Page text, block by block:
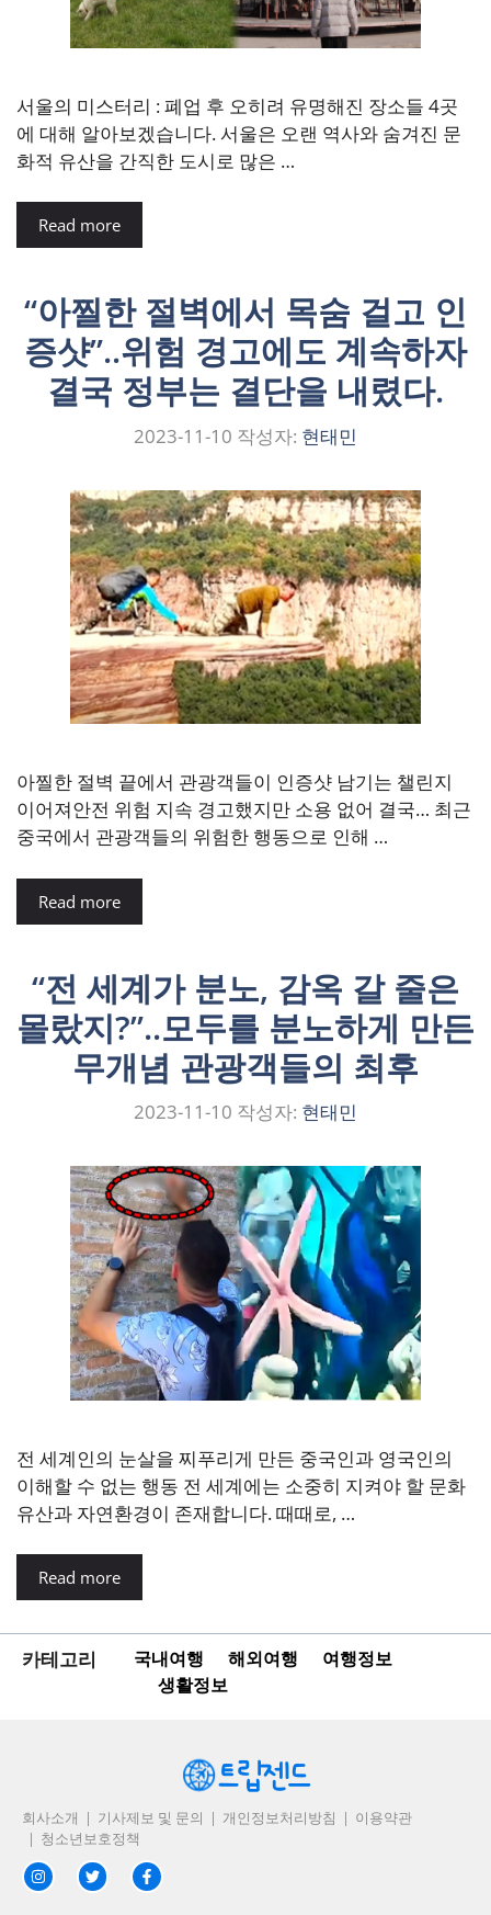
서울의 미스터리 : 폐업 후 오히려 유명해진 장소들 4곳
에 대해 알아보겠습니다. 서울은 오랜 역사와 숨겨진 문
화적 유산을 간직한 도시로 많은 …
Read more
“아찔한 절벽에서 목숨 걸고 인
증샷”..위험 경고에도 계속하자
결국 정부는 결단을 내렸다.
2023-11-10 작성자: 현태민
아찔한 절벽 끝에서 관광객들이 인증샷 남기는 챌린지
이어져안전 위험 지속 경고했지만 소용 없어 결국… 최근
중국에서 관광객들의 위험한 행동으로 인해 …
Read more
“전 세계가 분노, 감옥 갈 줄은
몰랐지?”..모두를 분노하게 만든
무개념 관광객들의 최후
2023-11-10 작성자: 현태민
전 세계인의 눈살을 찌푸리게 만든 중국인과 영국인의
이해할 수 없는 행동 전 세계에는 소중히 지켜야 할 문화
유산과 자연환경이 존재합니다. 때때로, …
Read more
카테고리 국내여행 해외여행
여행정보
생활정보
회사소개 기사제보 및 문의 개인정보처리방침
이용약관
청소년보호정책